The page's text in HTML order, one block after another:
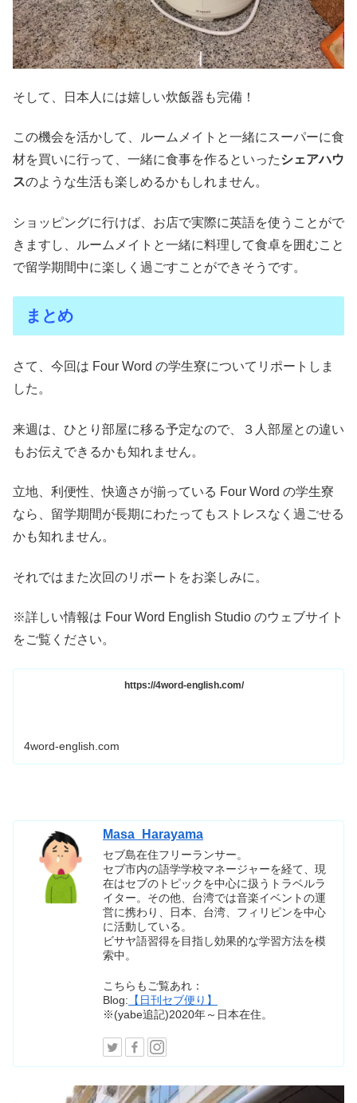
そして、日本人には嬉しい炊飯器も完備！
この機会を活かして、ルームメイトと一緒にスーパーに食
材を買いに行って、一緒に食事を作るといったシェアハウ
スのような生活も楽しめるかもしれません。
ショッピングに行けば、お店で実際に英語を使うことがで
きますし、ルームメイトと一緒に料理して食卓を囲むこと
で留学期間中に楽しく過ごすことができそうです。
まとめ
さて、今回は Four Word の学生寮についてリポートしま
した。
来週は、ひとり部屋に移る予定なので、３人部屋との違い
もお伝えできるかも知れません。
立地、利便性、快適さが揃っている Four Word の学生寮
なら、留学期間が長期にわたってもストレスなく過ごせる
かも知れません。
それではまた次回のリポートをお楽しみに。
※詳しい情報は Four Word English Studio のウェブサイト
をご覧ください。
https://4word-english.com/
4word-english.com
Masa_Harayama
セブ島在住フリーランサー。
セブ市内の語学学校マネージャーを経て、現
在はセブのトピックを中心に扱うトラベルラ
イター。その他、台湾では音楽イベントの運
営に携わり、日本、台湾、フィリピンを中心
に活動している。
ビサヤ語習得を目指し効果的な学習方法を模
索中。
こちらもご覧あれ：
Blog: 【日刊セブ便り】
※(yabe追記)2020年～日本在住。